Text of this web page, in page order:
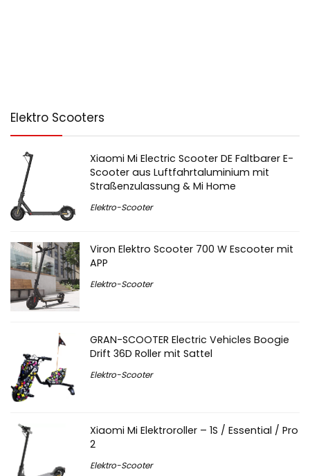
Elektro Scooters
Xiaomi Mi Electric Scooter DE Faltbarer E-
Scooter aus Luftfahrtaluminium mit
Straßenzulassung & Mi Home
Elektro-Scooter
Viron Elektro Scooter 700 W Escooter mit
APP
Elektro-Scooter
GRAN-SCOOTER Electric Vehicles Boogie
Drift 36D Roller mit Sattel
Elektro-Scooter
Xiaomi Mi Elektroroller – 1S / Essential / Pro
2
Elektro-Scooter